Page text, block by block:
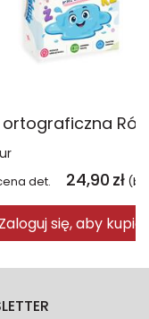
det. 24,90 zł
Zaloguj się, aby kupić